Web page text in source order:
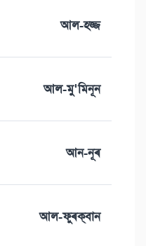
আল-হজ্জ
আল-মু'মিনূন
আন-নূৰ
আল-ফুৰক্বান